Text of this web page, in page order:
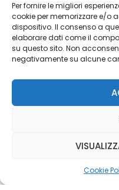
Per fornire le migliori
cookie per memorizzare e/o
dispositivo. Il consenso a
elaborare dati come il
su questo sito. Non
negativamente su alcune
Cookie
Via Martiri della Libertà, 28
20833 Giussano (MB)
P.I. 06982770965
Privacy Policy
Cookie Policy